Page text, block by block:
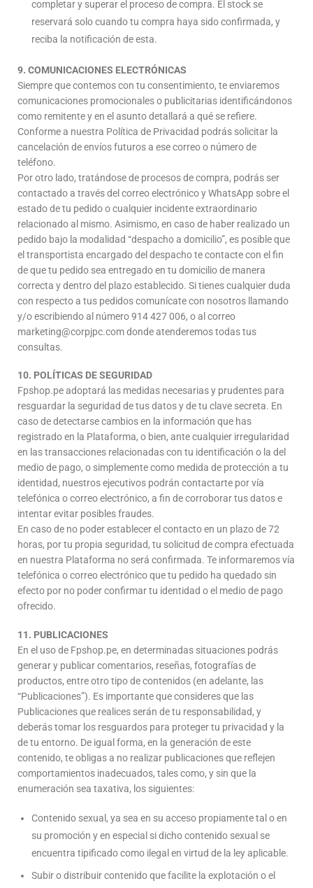
completar y superar el proceso de compra. El stock se
reservará solo cuando tu compra haya sido confirmada, y
reciba la notificación de esta.
9. COMUNICACIONES ELECTRÓNICAS
Siempre que contemos con tu consentimiento, te enviaremos
comunicaciones promocionales o publicitarias identificándonos
como remitente y en el asunto detallará a qué se refiere.
Conforme a nuestra Política de Privacidad podrás solicitar la
cancelación de envíos futuros a ese correo o número de
teléfono.
Por otro lado, tratándose de procesos de compra, podrás ser
contactado a través del correo electrónico y WhatsApp sobre el
estado de tu pedido o cualquier incidente extraordinario
relacionado al mismo. Asimismo, en caso de haber realizado un
pedido bajo la modalidad “despacho a domicilio”, es posible que
el transportista encargado del despacho te contacte con el fin
de que tu pedido sea entregado en tu domicilio de manera
correcta y dentro del plazo establecido. Si tienes cualquier duda
con respecto a tus pedidos comunícate con nosotros llamando
y/o escribiendo al número 914 427 006, o al correo
marketing@corpjpc.com donde atenderemos todas tus
consultas.
10. POLÍTICAS DE SEGURIDAD
Fpshop.pe adoptará las medidas necesarias y prudentes para
resguardar la seguridad de tus datos y de tu clave secreta. En
caso de detectarse cambios en la información que has
registrado en la Plataforma, o bien, ante cualquier irregularidad
en las transacciones relacionadas con tu identificación o la del
medio de pago, o simplemente como medida de protección a tu
identidad, nuestros ejecutivos podrán contactarte por vía
telefónica o correo electrónico, a fin de corroborar tus datos e
intentar evitar posibles fraudes.
En caso de no poder establecer el contacto en un plazo de 72
horas, por tu propia seguridad, tu solicitud de compra efectuada
en nuestra Plataforma no será confirmada. Te informaremos vía
telefónica o correo electrónico que tu pedido ha quedado sin
efecto por no poder confirmar tu identidad o el medio de pago
ofrecido.
11. PUBLICACIONES
En el uso de Fpshop.pe, en determinadas situaciones podrás
generar y publicar comentarios, reseñas, fotografías de
productos, entre otro tipo de contenidos (en adelante, las
“Publicaciones”). Es importante que consideres que las
Publicaciones que realices serán de tu responsabilidad, y
deberás tomar los resguardos para proteger tu privacidad y la
de tu entorno. De igual forma, en la generación de este
contenido, te obligas a no realizar publicaciones que reflejen
comportamientos inadecuados, tales como, y sin que la
enumeración sea taxativa, los siguientes:
Contenido sexual, ya sea en su acceso propiamente tal o en
su promoción y en especial si dicho contenido sexual se
encuentra tipificado como ilegal en virtud de la ley aplicable.
Subir o distribuir contenido que facilite la explotación o el